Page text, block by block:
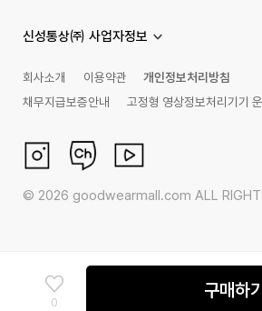
0
구매하기
신성통상㈜ 사업자정보
회사소개 이용약관
개인정보처리방침
채무지급보증안내
고정형 영상정보처리기기
© 2026 goodwearmall.com ALL